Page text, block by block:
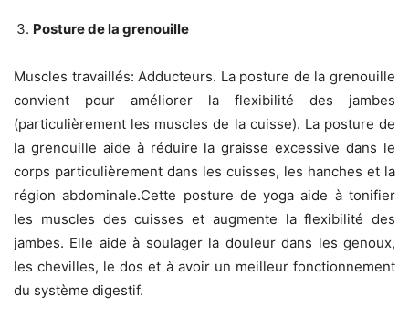
Posture de la grenouille
Muscles travaillés: Adducteurs. La posture de la grenouille
convient pour améliorer la flexibilité des jambes
(particulièrement les muscles de la cuisse). La posture de
la grenouille aide à réduire la graisse excessive dans le
corps particulièrement dans les cuisses, les hanches et la
région abdominale.Cette posture de yoga aide à tonifier
les muscles des cuisses et augmente la flexibilité des
jambes. Elle aide à soulager la douleur dans les genoux,
les chevilles, le dos et à avoir un meilleur fonctionnement
du système digestif.